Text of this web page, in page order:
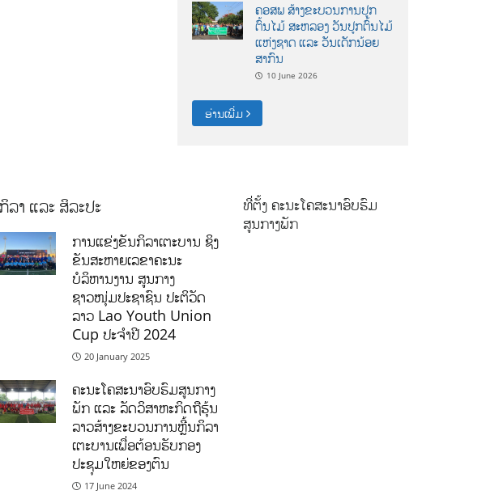
ຄອສພ ສ້າງຂະບວນການປູກ
ຕົ້ນໄມ້ ສະຫລອງ ວັນປູກຕົ້ນໄມ້
ແຫ່ງຊາດ ແລະ ວັນເດັກນ້ອຍ
ສາກົນ
10 June 2026
ອ່ານເພີ່ມ
ກິລາ ແລະ ສິລະປະ
ການແຂ່ງຂັນກິລາເຕະບານ ຊິງ
ຂັນສະຫາຍເລຂາຄະນະ
ບໍລິຫານງານ ສູນກາງ
ຊາວໜຸ່ມປະຊາຊົນ ປະຕິວັດ
ລາວ Lao Youth Union
Cup ປະຈຳປີ 2024
20 January 2025
ຄະນະໂຄສະນາອົບຮົມສູນກາງ
ພັກ ແລະ ລັດວິສາຫະກິດຖືຮຸ້ນ
ລາວສ້າງຂະບວນການຫຼີ້ນກິລາ
ເຕະບານເພື່ອຕ້ອນຮັບກອງ
ປະຊຸມໃຫຍ່ຂອງຕົນ
17 June 2024
ທີ່ຕັ້ງ ຄະນະໂຄສະນາອົບຮົມ
ສູນກາງພັກ